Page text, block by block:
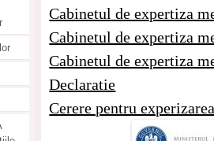
Cabinetul de expertiza
Cabinetul de expertiza
Cabinetul de expertiza
Declaratie
Cerere pentru